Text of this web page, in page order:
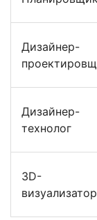
Дизайнер-
Дизайнер-
технолог
3D-
визуализатор